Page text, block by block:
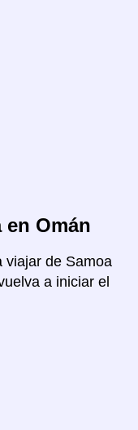
Omán
viajar de Samoa
a iniciar el